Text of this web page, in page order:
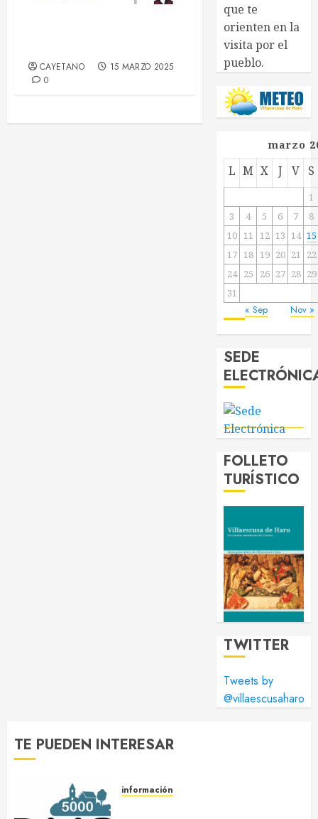
CAYETANO
15 MARZO 2025
0
que te
orienten en la
visita por el
pueblo.
marzo
L M X J V S
1
3
4 5 6 7
8
10 11 12 13 14 15
17 18 19 20 21 22
24 25 26 27 28 29
31
« Sep Nov »
SEDE
FOLLETO
TURÍSTICO
TWITTER
Tweets by
@villaescusaharo
TE PUEDEN INTERESAR
información